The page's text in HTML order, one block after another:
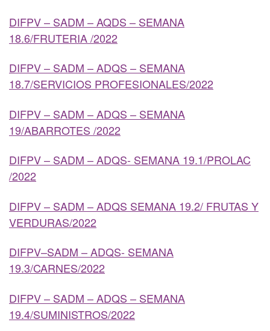
DIFPV – SADM – AQDS – SEMANA
18.6/FRUTERIA /2022
DIFPV – SADM – ADQS – SEMANA
18.7/SERVICIOS PROFESIONALES/2022
DIFPV – SADM – ADQS – SEMANA
19/ABARROTES /2022
DIFPV – SADM – ADQS- SEMANA 19.1/PROLAC
/2022
DIFPV – SADM – ADQS SEMANA 19.2/ FRUTAS Y
VERDURAS/2022
DIFPV–SADM – ADQS- SEMANA
19.3/CARNES/2022
DIFPV – SADM – ADQS – SEMANA
19.4/SUMINISTROS/2022